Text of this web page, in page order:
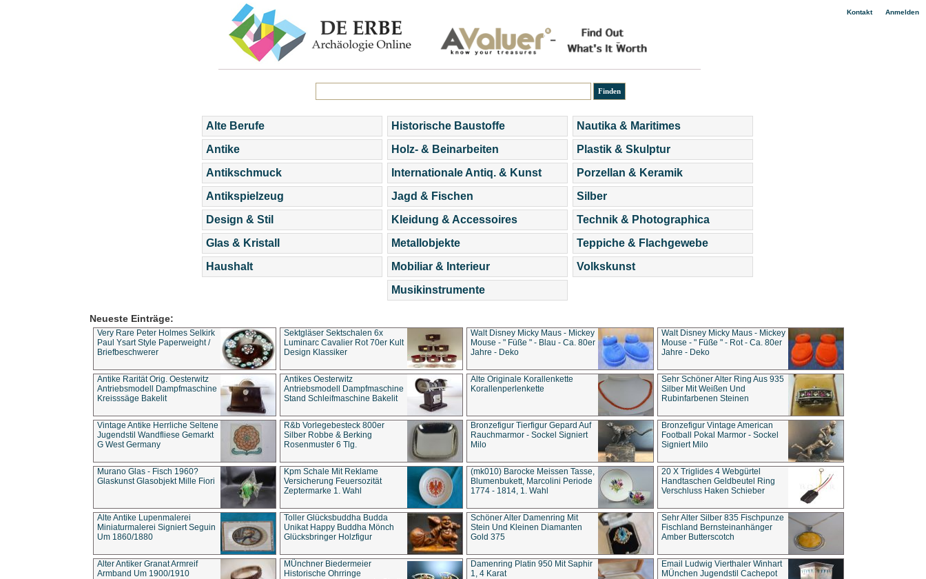
Kontakt| Anmelden
Alte Berufe
Antike
Antikschmuck
Antikspielzeug
Design & Stil
Glas & Kristall
Haushalt
Historische Baustoffe
Holz- & Beinarbeiten
Internationale Antiq. & Kunst
Jagd & Fischen
Kleidung & Accessoires
Metallobjekte
Mobiliar & Interieur
Musikinstrumente
Nautika & Maritimes
Plastik & Skulptur
Porzellan & Keramik
Silber
Technik & Photographica
Teppiche & Flachgewebe
Volkskunst
Neueste Einträge:
Very Rare Peter Holmes Selkirk
Paul Ysart Style Paperweight /
Briefbeschwerer
Sektgläser Sektschalen 6x
Luminarc Cavalier Rot 70er Kult
Design Klassiker
Walt Disney Micky Maus - Mickey
Mouse - " Füße " - Blau - Ca. 80er
Jahre - Deko
Walt Disney Micky Maus - Mickey
Mouse - " Füße " - Rot - Ca. 80er
Jahre - Deko
Antike Rarität Orig. Oesterwitz
Antriebsmodell Dampfmaschine
Kreisssäge Bakelit
Antikes Oesterwitz
Antriebsmodell Dampfmaschine
Stand Schleifmaschine Bakelit
Alte Originale Korallenkette
Korallenperlenkette
Sehr Schöner Alter Ring Aus 935
Silber Mit Weißen Und
Rubinfarbenen Steinen
Vintage Antike Herrliche Seltene
Jugendstil Wandfliese Gemarkt
G West Germany
R&b Vorlegebesteck 800er
Silber Robbe & Berking
Rosenmuster 6 Tlg.
Bronzefigur Tierfigur Gepard Auf
Rauchmarmor - Sockel Signiert
Milo
Bronzefigur Vintage American
Football Pokal Marmor - Sockel
Signiert Milo
Murano Glas - Fisch 1960?
Glaskunst Glasobjekt Mille Fiori
Kpm Schale Mit Reklame
Versicherung Feuersozität
Zeptermarke 1. Wahl
(mk010) Barocke Meissen Tasse,
Blumenbukett, Marcolini Periode
1774 - 1814, 1. Wahl
20 X Triglides 4 Webgürtel
Handtaschen Geldbeutel Ring
Verschluss Haken Schieber
Alte Antike Lupenmalerei
Miniaturmalerei Signiert Seguin
Um 1860/1880
Toller Glücksbuddha Budda
Unikat Happy Buddha Mönch
Glücksbringer Holzfigur
Schöner Alter Damenring Mit
Stein Und Kleinen Diamanten
Gold 375
Sehr Alter Silber 835 Fischpunze
Fischland Bernsteinanhänger
Amber Butterscotch
Alter Antiker Granat Armreif
Armband Um 1900/1910
MÜnchner Biedermeier
Historische Ohrringe
Damenring Platin 950 Mit Saphir
1, 4 Karat
Email Ludwig Vierthaler Winhart
MÜnchen Jugendstil Cachepot